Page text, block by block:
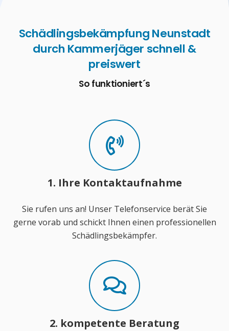
Schädlingsbekämpfung Neunstadt
durch Kammerjäger schnell &
preiswert
So funktioniert´s
1. Ihre Kontaktaufnahme
Sie rufen uns an! Unser Telefonservice berät Sie
gerne vorab und schickt Ihnen einen professionellen
Schädlingsbekämpfer.
2. kompetente Beratung